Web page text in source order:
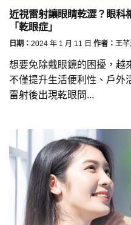
近視雷射讓眼睛乾澀？眼科
「乾眼症」
日期： 2024 年 1 月 11 日 作者： 王
想要免除戴眼鏡的困擾，越
不僅提升生活便利性、戶外
雷射後出現乾眼問...